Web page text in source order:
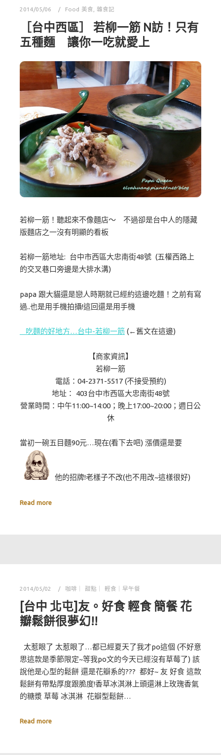
2014/05/06 Food 美食 雜食記
［台中西區］ 若柳一筋 N訪！只有
五種麵 讓你一吃就愛上
若柳一筋！聽起來不像麵店～ 不過卻是台中人的隱藏
版麵店之一沒有明顯的看板
若柳一筋地址: 台中市西區大忠南街48號 (五權西路上
的交叉巷口旁邊是大排水溝)
papa 跟大貓還是戀人時期就已經約這邊吃麵！之前有寫
過..也是用手機拍攝!這回還是用手機
吃麵的好地方…台中-若柳一筋 (←舊文在這邊)
【商家資訊】
若柳一筋
電話：04-2371-5517 (不接受預約)
地址： 403台中市西區大忠南街48號
營業時間：中午11:00~14:00；晚上17:00~20:00；週日公
休
當初一碗五目麵90元…現在(看下去吧) 漲價還是要
他的招牌!老樣子不改(也不用改~這樣很好)
Read more
2014/05/02 咖啡｜ 甜點｜ 輕食｜早午餐
[台中 北屯]友。好食 輕食 簡餐 花
瓣鬆餅很夢幻!!
太惹眼了 太惹眼了…都已經夏天了我才po這個 (不好意
思這款是季節限定~等我po文的今天已經沒有草莓了) 該
說他是心型的鬆餅 還是花瓣系的??? 都好~ 友 好食 這款
鬆餅有帶點厚度跟脆度!香草冰淇淋上頭還淋上玫瑰香氣
的糖漿 草莓 冰淇淋 花瓣型鬆餅…
Read more